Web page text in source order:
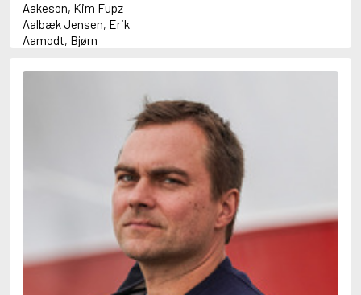
Aakeson, Kim Fupz
Aalbæk Jensen, Erik
Aamodt, Bjørn
Abbey, Kieran
Abdel-Fattah, Randa
Aboulela, Leila
Abrahams, Peter (f. 1919)
Abrahams, Peter (f. 1947)